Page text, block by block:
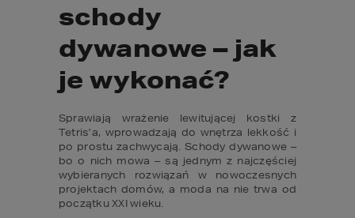
schody
dywanowe – jak
je wykonać?
Sprawiają wrażenie lewitującej kostki z
Tetris’a, wprowadzają do wnętrza lekkość i
po prostu zachwycają. Schody dywanowe –
bo o nich mowa – są jednym z najczęściej
wybieranych rozwiązań w nowoczesnych
projektach domów, a moda na nie trwa od
początku XXI wieku.